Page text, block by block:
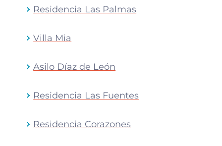
Residencia Las Palmas
Villa Mia
Asilo Díaz de León
Residencia Las Fuentes
Residencia Corazones